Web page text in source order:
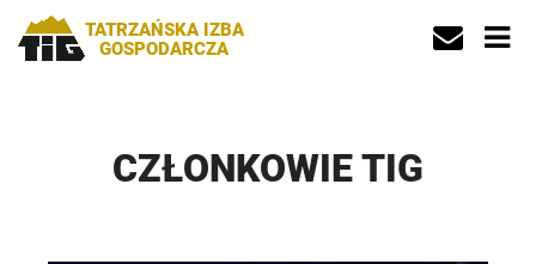
TATRZAŃSKA IZBA
GOSPODARCZA
CZŁONKOWIE TIG